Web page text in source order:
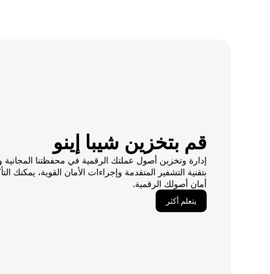
قم بتخزين شيبا إينو
إدارة وتخزين أصول عملتك الرقمية في محفظتنا المجانية
بتقنية التشفير المتقدمة وإجراءات الأمان القوية، يمكنك
أمان أصولك الرقمية.
يتعلم أكثر